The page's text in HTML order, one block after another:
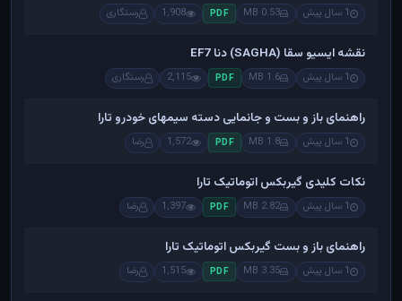
1 سال پیش 0.53 MB
PDF
1,908 رستگاری
نقشه ایسیو سقا (SAGHA) دنا EF7
1 سال پیش 1.6 MB
PDF
2,115 رستگاری
راهنمای باز و بست و جانمایی دسته سیمهای خودرو تارا
1 سال پیش 1.8 MB
PDF
1,572 رضا
نکات کلیدی گیربکس اتوماتیک تارا
1 سال پیش 2.82 MB
PDF
1,397 رضا
راهنمای باز و بست گیربکس اتوماتیک تارا
1 سال پیش 3.35 MB
PDF
1,515 رضا